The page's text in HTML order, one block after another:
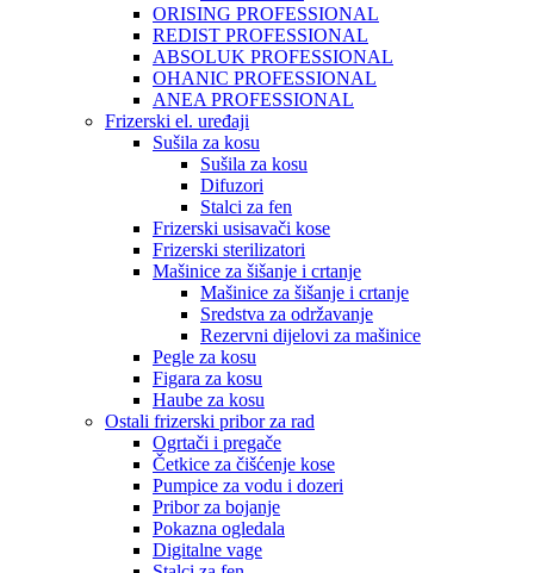
ORISING PROFESSIONAL
REDIST PROFESSIONAL
ABSOLUK PROFESSIONAL
OHANIC PROFESSIONAL
ANEA PROFESSIONAL
Frizerski el. uređaji
Sušila za kosu
Sušila za kosu
Difuzori
Stalci za fen
Frizerski usisavači kose
Frizerski sterilizatori
Mašinice za šišanje i crtanje
Mašinice za šišanje i crtanje
Sredstva za održavanje
Rezervni dijelovi za mašinice
Pegle za kosu
Figara za kosu
Haube za kosu
Ostali frizerski pribor za rad
Ogrtači i pregače
Četkice za čišćenje kose
Pumpice za vodu i dozeri
Pribor za bojanje
Pokazna ogledala
Digitalne vage